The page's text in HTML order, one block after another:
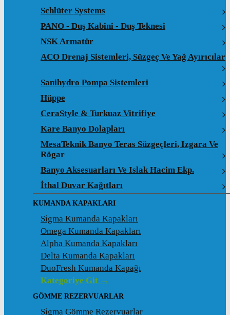
Schlüter Systems
PANO - Duş Kabini - Duş Teknesi
NSK Armatür
ACO Drenaj Sistemleri, Süzgeç Ve Yağ Ayırıcılar
Sanihydro Pompa Sistemleri
Hüppe
CeraStyle & Turkuaz Vitrifiye
Kare Banyo Dolapları
MesaTeknik Banyo Teras Süzgeçleri, Izgara Ve
Rögar
Banyo Aksesuarları Ve Islak Hacim Ekp.
İthal Duvar Kağıtları
KUMANDA KAPAKLARI
Sigma Kumanda Kapakları
Omega Kumanda Kapakları
Alpha Kumanda Kapakları
Delta Kumanda Kapakları
DuoFresh Kumanda Kapağı
Kategoriye Git →
GÖMME REZERVUARLAR
Sigma Gömme Rezervuarlar